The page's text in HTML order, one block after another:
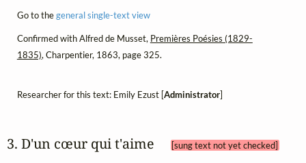
Go to thegeneral single-text view
Confirmed with Alfred de Musset, Premières Poésies (1829-
1835), Charpentier, 1863, page 325.
Researcher for this text: Emily Ezust [Administrator]
3. D'un cœur qui t'aime [sung text not yet checked]